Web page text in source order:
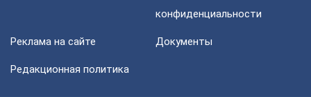
конфиденциальности
Реклама на сайте Документы
Редакционная политика